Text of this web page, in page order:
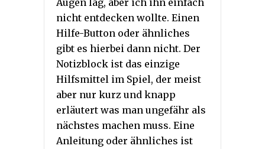
nicht entdecken wollte. Einen
Hilfe-Button oder ähnliches
gibt es hierbei dann nicht. Der
Notizblock ist das einzige
Hilfsmittel im Spiel, der meist
aber nur kurz und knapp
erläutert was man ungefähr als
nächstes machen muss. Eine
Anleitung oder ähnliches ist